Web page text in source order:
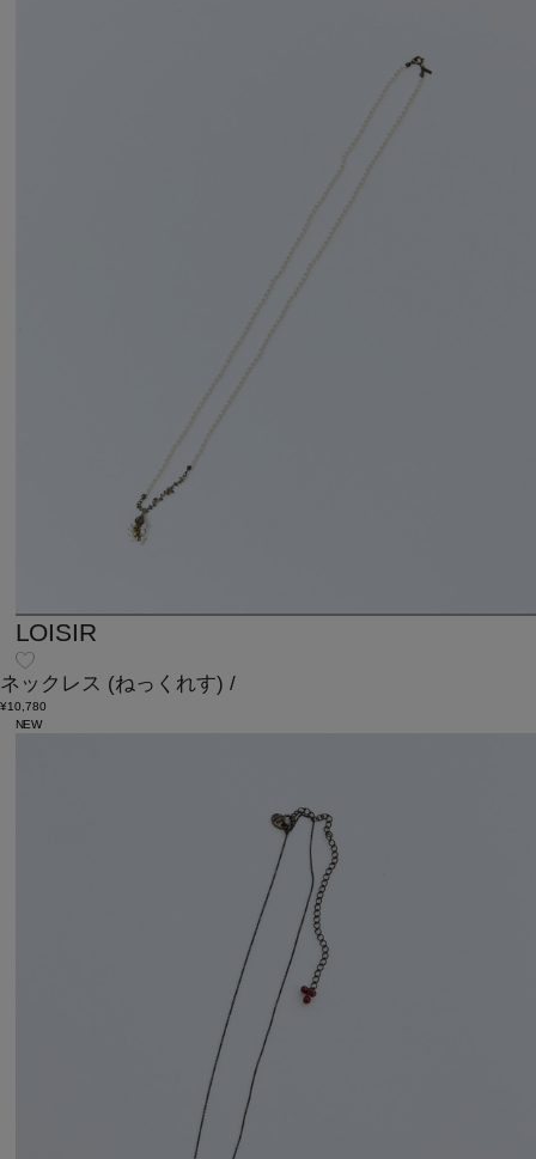
LOISIR
ネックレス (ねっくれす) /
¥10,780
NEW